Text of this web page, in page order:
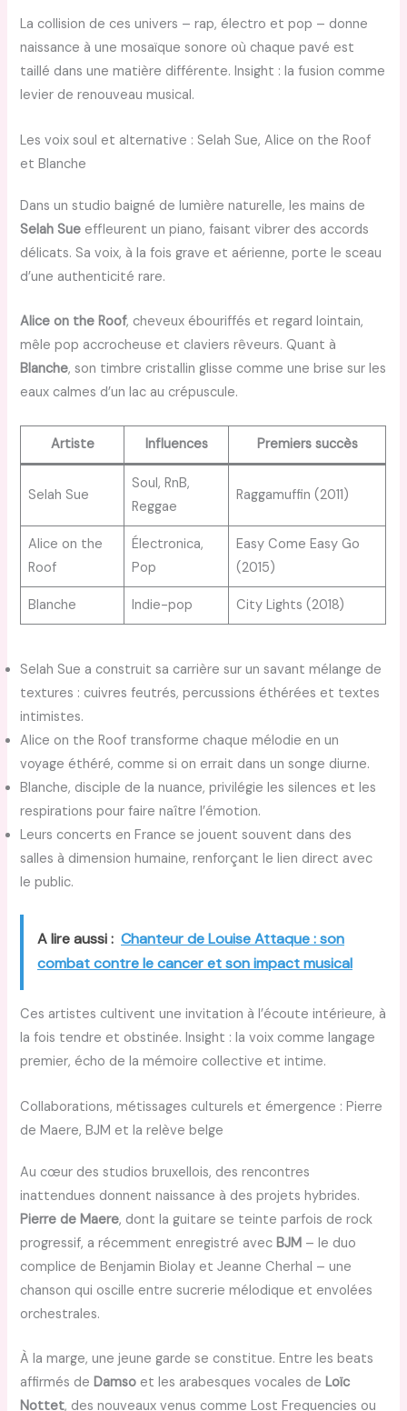
La collision de ces univers – rap, électro et pop – donne
naissance à une mosaïque sonore où chaque pavé est
taillé dans une matière différente. Insight : la fusion comme
levier de renouveau musical.
Les voix soul et alternative : Selah Sue, Alice on the Roof
et Blanche
Dans un studio baigné de lumière naturelle, les mains de
Selah Sue effleurent un piano, faisant vibrer des accords
délicats. Sa voix, à la fois grave et aérienne, porte le sceau
d’une authenticité rare.
Alice on the Roof, cheveux ébouriffés et regard lointain,
mêle pop accrocheuse et claviers rêveurs. Quant à
Blanche, son timbre cristallin glisse comme une brise sur les
eaux calmes d’un lac au crépuscule.
Artiste Influences Premiers succès
Selah Sue
Soul, RnB,
Reggae
Raggamuffin (2011)
Alice on the
Roof
Électronica,
Pop
Easy Come Easy Go
(2015)
Blanche Indie-pop City Lights (2018)
Selah Sue a construit sa carrière sur un savant mélange de
textures : cuivres feutrés, percussions éthérées et textes
intimistes.
Alice on the Roof transforme chaque mélodie en un
voyage éthéré, comme si on errait dans un songe diurne.
Blanche, disciple de la nuance, privilégie les silences et les
respirations pour faire naître l’émotion.
Leurs concerts en France se jouent souvent dans des
salles à dimension humaine, renforçant le lien direct avec
le public.
A lire aussi : Chanteur de Louise Attaque : son
combat contre le cancer et son impact musical
Ces artistes cultivent une invitation à l’écoute intérieure, à
la fois tendre et obstinée. Insight : la voix comme langage
premier, écho de la mémoire collective et intime.
Collaborations, métissages culturels et émergence : Pierre
de Maere, BJM et la relève belge
Au cœur des studios bruxellois, des rencontres
inattendues donnent naissance à des projets hybrides.
Pierre de Maere, dont la guitare se teinte parfois de rock
progressif, a récemment enregistré avec BJM – le duo
complice de Benjamin Biolay et Jeanne Cherhal – une
chanson qui oscille entre sucrerie mélodique et envolées
orchestrales.
À la marge, une jeune garde se constitue. Entre les beats
affirmés deDamso et les arabesques vocales deLoïc
Nottet, des nouveaux venus comme Lost Frequencies ou